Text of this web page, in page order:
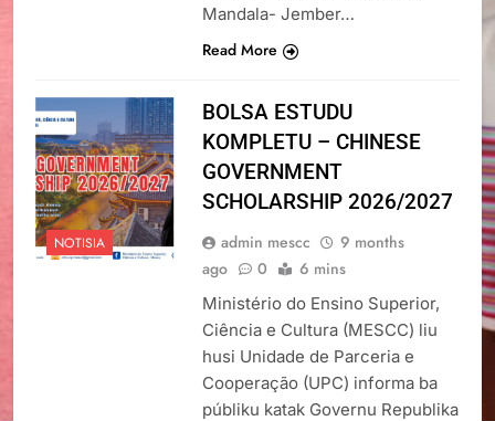
Mandala- Jember…
Read More
NOTISIA
BOLSA ESTUDU
KOMPLETU – CHINESE
GOVERNMENT
SCHOLARSHIP 2026/2027
admin mescc
9 months
ago
0 6 mins
Ministério do Ensino Superior,
Ciência e Cultura (MESCC) liu
husi Unidade de Parceria e
Cooperação (UPC) informa ba
públiku katak Governu Republika